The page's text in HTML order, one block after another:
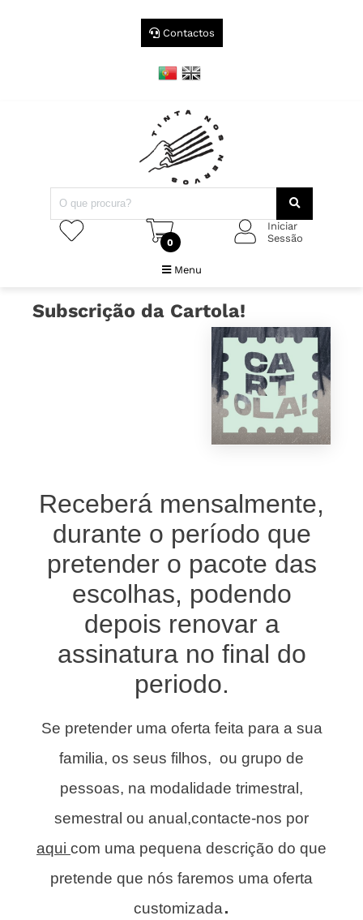
Contactos
0
Iniciar
Sessão
Menu
Subscrição da Cartola!
Receberá mensalmente,
durante o período que
pretender o pacote das
escolhas, podendo
depois renovar a
assinatura no final do
periodo.
Se pretender uma oferta feita para a sua
familia, os seus filhos, ou grupo de
pessoas, na modalidade trimestral,
semestral ou anual,contacte-nos por
aqui com uma pequena descrição do que
pretende que nós faremos uma oferta
customizada.